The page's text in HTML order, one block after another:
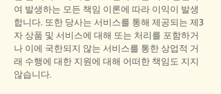
여 발생하는 모든 책임 이론에 따라 이익이 발생
합니다. 또한 당사는 서비스를 통해 제공되는 제3
자 상품 및 서비스에 대해 또는 처리를 포함하거
나 이에 국한되지 않는 서비스를 통한 상업적 거
래 수행에 대한 지원에 대해 어떠한 책임도 지지
않습니다.